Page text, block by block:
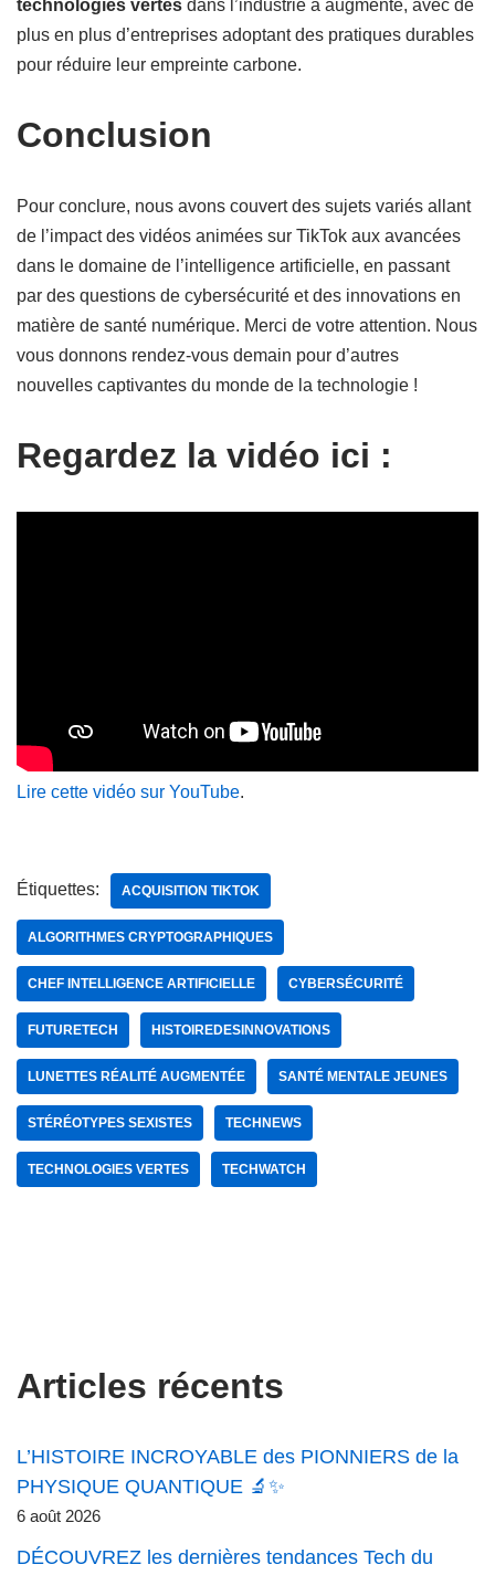
technologies vertes dans l’industrie a augmenté, avec de
plus en plus d’entreprises adoptant des pratiques durables
pour réduire leur empreinte carbone.
Conclusion
Pour conclure, nous avons couvert des sujets variés allant
de l’impact des vidéos animées sur TikTok aux avancées
dans le domaine de l’intelligence artificielle, en passant
par des questions de cybersécurité et des innovations en
matière de santé numérique. Merci de votre attention. Nous
vous donnons rendez-vous demain pour d’autres
nouvelles captivantes du monde de la technologie !
Regardez la vidéo ici :
Lire cette vidéo sur YouTube.
Étiquettes: ACQUISITION TIKTOK
ALGORITHMES CRYPTOGRAPHIQUES
CHEF INTELLIGENCE ARTIFICIELLE CYBERSÉCURITÉ
FUTURETECH HISTOIREDESINNOVATIONS
LUNETTES RÉALITÉ AUGMENTÉE SANTÉ MENTALE JEUNES
STÉRÉOTYPES SEXISTES TECHNEWS
TECHNOLOGIES VERTES TECHWATCH
Articles récents
L’HISTOIRE INCROYABLE des PIONNIERS de la
PHYSIQUE QUANTIQUE 🔬✨
6 août 2026
DÉCOUVREZ les dernières tendances Tech du